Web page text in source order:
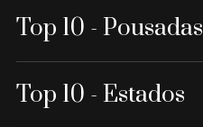
Top 10 - Pousadas
Top 10 - Estados